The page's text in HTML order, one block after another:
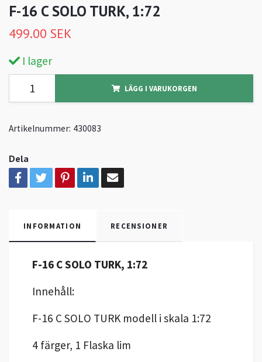
F-16 C SOLO TURK, 1:72
499.00 SEK
I lager
LÄGG I VARUKORGEN
Artikelnummer: 430083
Dela
INFORMATION RECENSIONER
F-16 C SOLO TURK, 1:72
Innehåll:
F-16 C SOLO TURK modell i skala 1:72
4 färger, 1 Flaska lim